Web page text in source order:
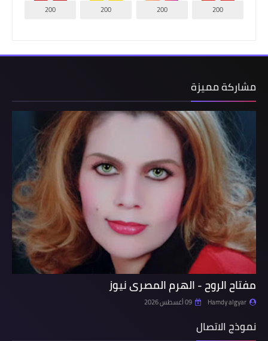
200
200
200
200
مشاركة مميزة
مفتاح الروح - الهرم المصرى نيوز
Hamdy algyar 09 أغسطس 2026
نموذج الاتصال